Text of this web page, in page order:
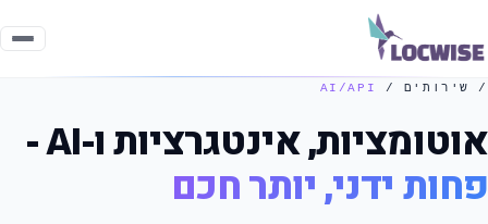
/ שירותים / AI/API
אוטומציות, אינטגרציות ו-AI -
פחות ידני, יותר חכם